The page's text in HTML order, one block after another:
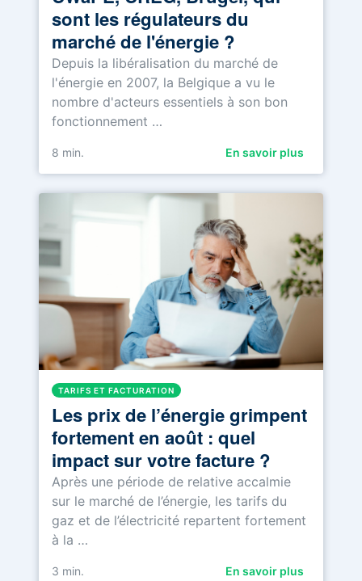
sont les régulateurs du
marché de l'énergie ?
Depuis la libéralisation du marché de
l'énergie en 2007, la Belgique a vu le
nombre d'acteurs essentiels à son bon
fonctionnement …
8 min. En savoir plus
TARIFS ET FACTURATION
Les prix de l’énergie grimpent
fortement en août : quel
impact sur votre facture ?
Après une période de relative accalmie
sur le marché de l’énergie, les tarifs du
gaz et de l’électricité repartent fortement
à la …
3 min. En savoir plus